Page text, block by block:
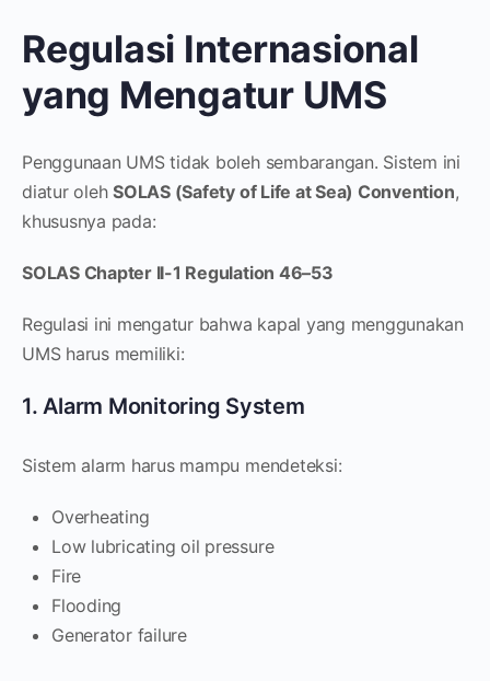
Regulasi Internasional
yang Mengatur UMS
Penggunaan UMS tidak boleh sembarangan. Sistem ini
diatur olehSOLAS (Safety of Life at Sea) Convention,
khususnya pada:
SOLAS Chapter II-1 Regulation 46–53
Regulasi ini mengatur bahwa kapal yang menggunakan
UMS harus memiliki:
1. Alarm Monitoring System
Sistem alarm harus mampu mendeteksi:
Overheating
Low lubricating oil pressure
Fire
Flooding
Generator failure